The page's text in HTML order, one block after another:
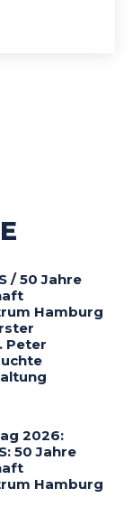
/ 50 Jahre
Hamburg
Peter
2026:
50 Jahre
Hamburg